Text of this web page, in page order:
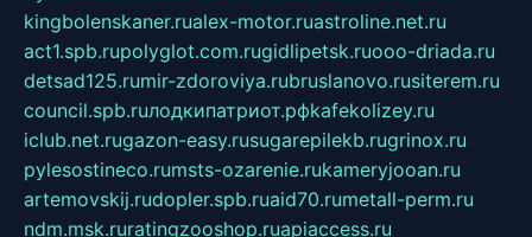
kingbolenskaner.rualex-motor.ruastroline.net.ru
act1.spb.rupolyglot.com.rugidlipetsk.ruooo-driada.ru
detsad125.rumir-zdoroviya.rubruslanovo.rusiterem.ru
council.spb.ruлодкипатриот.рфkafekolizey.ru
iclub.net.rugazon-easy.rusugarepilekb.rugrinox.ru
pylesostineco.rumsts-ozarenie.rukameryjooan.ru
artemovskij.rudopler.spb.ruaid70.rumetall-perm.ru
ndm.msk.ruratingzooshop.ruapiaccess.ru